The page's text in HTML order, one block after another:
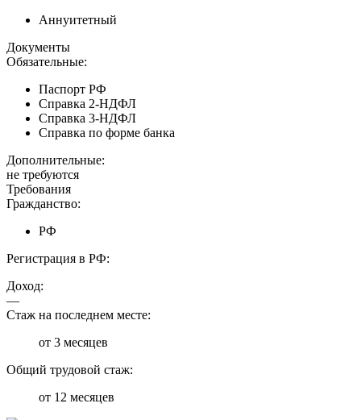
Аннуитетный
Документы
Обязательные:
Паспорт РФ
Справка 2-НДФЛ
Справка 3-НДФЛ
Справка по форме банка
Дополнительные:
не требуются
Требования
Гражданство:
РФ
Регистрация в РФ:
Доход:
—
Стаж на последнем месте:
от 3 месяцев
Общий трудовой стаж:
от 12 месяцев